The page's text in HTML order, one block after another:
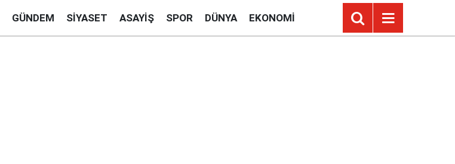
GÜNDEM SIYASET ASAYIŞ SPOR DÜNYA EKONOMI